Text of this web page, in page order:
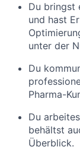
Du bringst
und hast
unter der
Du
Pharma-
Du
behältst
Überblick.